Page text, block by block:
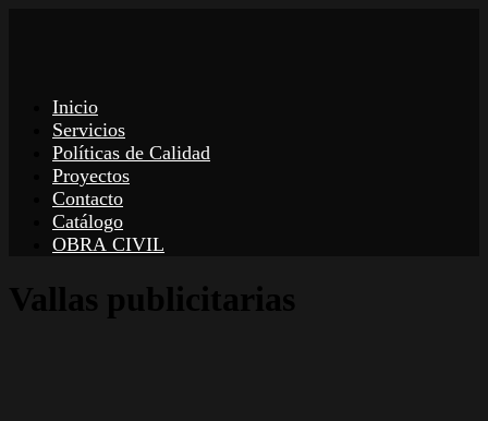
Inicio
Servicios
Políticas de Calidad
Proyectos
Contacto
Catálogo
OBRA CIVIL
Vallas publicitarias